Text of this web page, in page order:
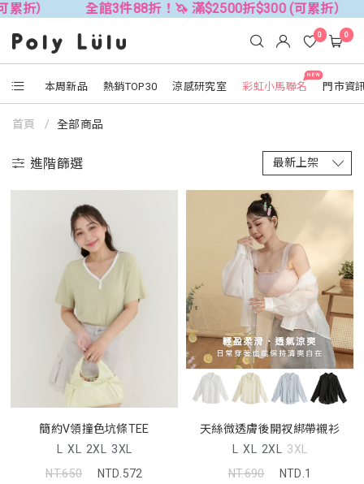
全館3件88折！🦄 滿$2500折$300 (可累折） 全館3
本周新品 熱銷TOP30 涼感研究室
NEW
彩虹小馬聯名 門市資
0 0
首頁 全部商品
進階篩選
簡約V領撞色坑條TEE
L XL 2XL 3XL
NT.650
NTD.572
天絲微透膚後開衩綁帶襯衫
L XL 2XL 3XL
NT.690
NTD.1